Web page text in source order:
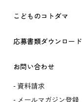
こどものコトダマ
応募書類ダウンロード
お問い合わせ
資料請求